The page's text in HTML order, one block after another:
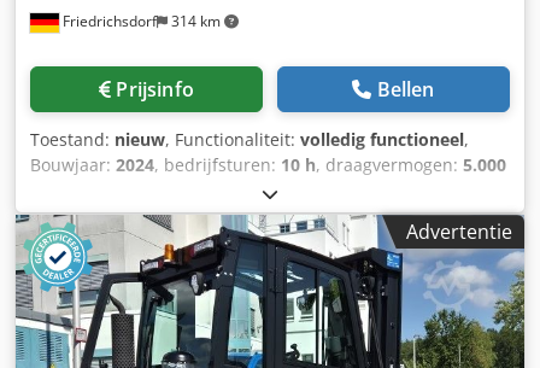
Friedrichsdorf 314 km
Prijsinfo Bellen
Toestand: nieuw, Functionaliteit: volledig functioneel,
Bouwjaar: 2024, bedrijfsturen: 10 h, draagvermogen: 5.000
, vrije hefhoogte:
brandstoftype:diesel, masttype:triplex, bouwhoogte:
2.470 mm
, vermogen:55 kW (74,78 pk)
vorkenbordbreedte:1.300 mm , vorklengte:1.200 mm,
leeggewicht:
6.930 kg, totale lengte:3.300 mm
aandrijftype:Diesel, bouwbreedte: 1.455 mm , Diesel
vorkheftruck Lastzwaartepunt: 600 Vorkbreedte: 150 mm
Advertentie